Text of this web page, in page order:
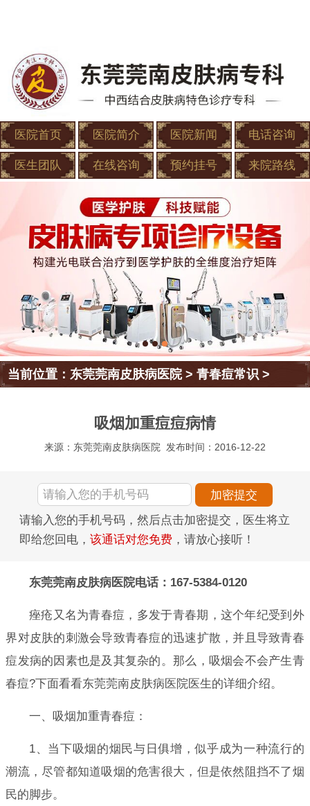
医院首页 医院简介 医院新闻 电话咨询
医生团队 在线咨询 预约挂号 来院路线
当前位置：东莞莞南皮肤病医院>青春痘常识 >
吸烟加重痘痘病情
来源：东莞莞南皮肤病医院 发布时间：2016-12-22
请输入您的手机号码，然后点击加密提交，医生将立
即给您回电， 该通话对您免费 ，请放心接听！
东莞莞南皮肤病医院电话：167-5384-0120
痤疮又名为青春痘，多发于青春期，这个年纪受到外
界对皮肤的刺激会导致青春痘的迅速扩散，并且导致青春
痘发病的因素也是及其复杂的。那么，吸烟会不会产生青
春痘?下面看看东莞莞南皮肤病医院医生的详细介绍。
一、吸烟加重青春痘：
1、当下吸烟的烟民与日俱增，似乎成为一种流行的
潮流，尽管都知道吸烟的危害很大，但是依然阻挡不了烟
民的脚步。